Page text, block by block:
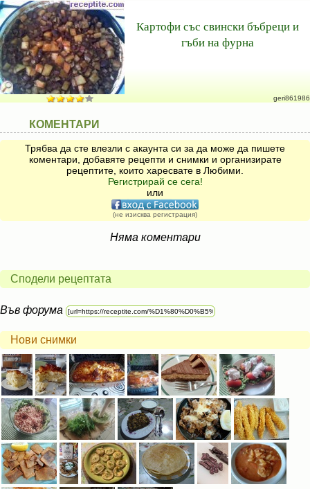
Картофи със свински бъбреци и
гъби на фурна
geri861986
КОМЕНТАРИ
Трябва да сте влезли с акаунта си за да може да пишете
коментари, добавяте рецепти и снимки и организирате
рецептите, които харесвате в Любими.
Регистрирай се сега!
или
(не изисква регистрация)
Няма коментари
Сподели рецептата
Във форума
Нови снимки